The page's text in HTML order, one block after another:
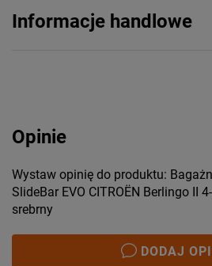
Informacje handlowe
Opinie
Wystaw opinię do produktu:
SlideBar EVO CITROËN Berlingo II
srebrny
DODAJ